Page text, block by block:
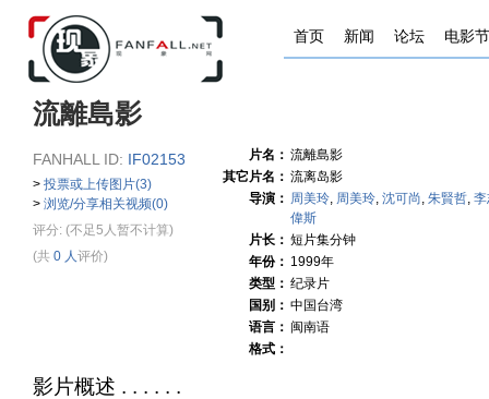
首页 新闻 论坛 电影节
流離島影
FANHALL ID: IF02153
> 投票或上传图片(3)
> 浏览/分享相关视频(0)
评分: (不足5人暂不计算)
(共 0 人评价)
片名： 流離島影
其它片名： 流离岛影
导演： 周美玲, 周美玲, 沈可尚, 朱賢哲,
偉斯
片长： 短片集分钟
年份： 1999年
类型： 纪录片
国别： 中国台湾
语言： 闽南语
格式：
影片概述 . . . . . .